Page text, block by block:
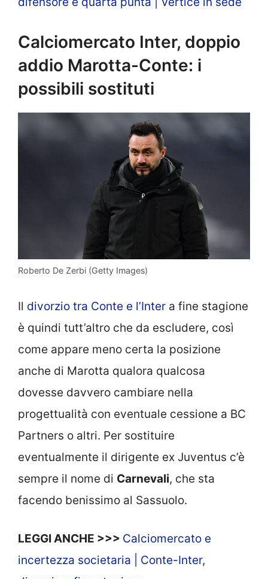
Calciomercato Inter, doppio
addio Marotta-Conte: i
possibili sostituti
Roberto De Zerbi (Getty Images)
Il divorzio tra Conte e l’Inter a fine stagione
è quindi tutt’altro che da escludere, così
come appare meno certa la posizione
anche di Marotta qualora qualcosa
dovesse davvero cambiare nella
progettualità con eventuale cessione a BC
Partners o altri. Per sostituire
eventualmente il dirigente ex Juventus c’è
sempre il nome di Carnevali, che sta
facendo benissimo al Sassuolo.
LEGGI ANCHE >>> Calciomercato e
incertezza societaria | Conte-Inter,